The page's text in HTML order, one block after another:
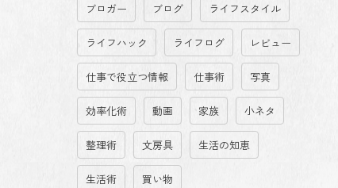
ブロガー ブログ ライフスタイル
ライフハック ライフログ レビュー
仕事で役立つ情報 仕事術 写真
効率化術 動画 家族 小ネタ
整理術 文房具 生活の知恵
生活術 買い物